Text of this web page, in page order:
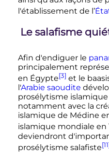
l'établissement de l’
Le salafisme
Afin d'endiguer le
principalement
en Égypte[3] et le
l'Arabie saoudite
prosélytisme islamique
notamment avec la
islamique de Médine
islamique mondiale en
deviendront
prosélytisme salafiste